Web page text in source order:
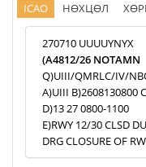
ICAO НӨХЦӨЛ
270710 UUUUYNYX
(A4812/26 NOTAMN
Q)UIII/QMRLC/IV/
A)UIII B)2608130800
D)13 27 0800-1100
E)RWY 12/30 CLSD
DRG CLOSURE OF